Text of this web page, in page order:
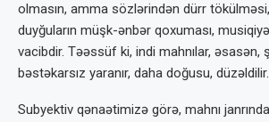
olmasın, amma sözlərindən dürr
duyğuların müşk-ənbər qoxuması, musiqiyə
vacibdir. Təəssüf ki, indi mah­nılar, əsasən,
bəstəkarsız ya­ranır, daha doğusu, düzəldilir.
Subyektiv qənaətimizə görə, mahnı